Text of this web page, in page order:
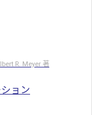
R. Meyer 著
ョン